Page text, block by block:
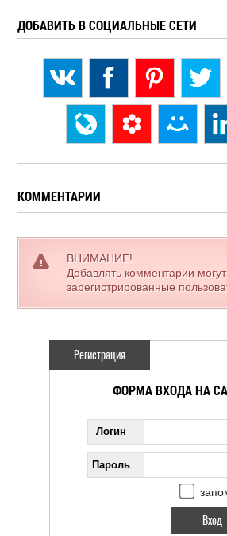
ДОБАВИТЬ В СОЦИАЛЬНЫЕ СЕТИ
КОММЕНТАРИИ
ВНИМАНИЕ!
Добавлять комментарии
зарегистрированные
Регистрация
ФОРМА ВХОДА НА
Логин
Пароль